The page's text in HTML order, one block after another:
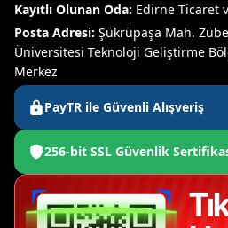
Kayıtlı Olunan Oda: Edirne Ticaret
Posta Adresi: Şükrüpaşa Mah.
Üniversitesi Teknoloji Geliştirme
Merkez
PayTR ile Güvenli Alışveriş
256-bit SSL Güvenlik